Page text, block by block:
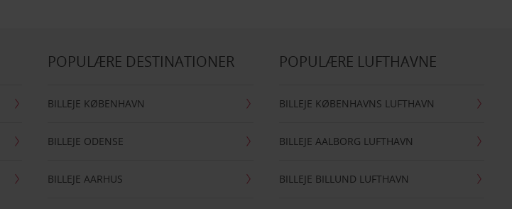
POPULÆRE DESTINATIONER
BILLEJE KØBENHAVN
BILLEJE ODENSE
BILLEJE AARHUS
POPULÆRE LUFTHAVNE
BILLEJE KØBENHAVNS LUFTHAVN
BILLEJE AALBORG LUFTHAVN
BILLEJE BILLUND LUFTHAVN